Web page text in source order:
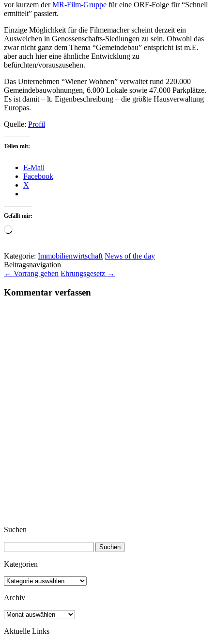
vor kurzem derMR-Film-Gruppe für eine ORF-Folge für “Schnell
ermittelt” passiert.
Einzige Möglichkeit für die Filmemacher scheint derzeit ein
Ausweichen in Genossenschafts-Siedlungen zu sein. Obwohl das
zwar nicht ganz dem Thema “Gemeindebau” entspricht ist m.E.
aber auch hier eine ähnliche Entwicklung zu
befürchten/vorauszusehen.
Das Unternehmen “Wiener Wohnen” verwaltet rund 220.000
Gemeindebauwohnungen, 6.000 Lokale sowie 47.000 Parkplätze.
Es ist damit – lt. Eigenbeschreibung – die größte Hausverwaltung
Europas.
Quelle: Profil
Teilen mit:
E-Mail
Facebook
X
Gefällt mir:
Wird
Kategorie: Immobilienwirtschaft News of the day
Beitragsnavigation
← Vorrang geben Ehrungsgesetz →
Kommentar verfassen
Suchen
nach:
Kategorien
Kategorien
Archiv
Archiv
Aktuelle Links